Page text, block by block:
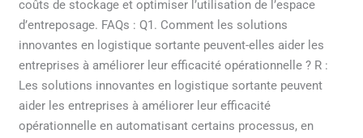
coûts de stockage et optimiser l’utilisation de l’espace
d’entreposage. FAQs : Q1. Comment les solutions
innovantes en logistique sortante peuvent-elles aider les
entreprises à améliorer leur efficacité opérationnelle ? R :
Les solutions innovantes en logistique sortante peuvent
aider les entreprises à améliorer leur efficacité
opérationnelle en automatisant certains processus, en